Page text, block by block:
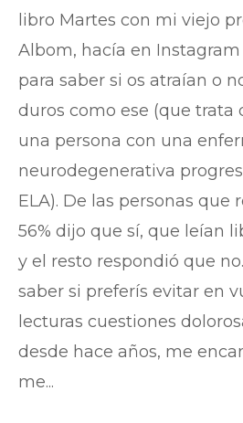
libro Martes con mi viejo
Albom, hacía en
para saber si os atraían o
duros como ese (que trata
una persona con una
neurodegenerativa
ELA). De las personas que
56% dijo que sí, que leían
y el resto respondió que
saber si preferís evitar en
lecturas cuestiones
desde hace años, me
me...